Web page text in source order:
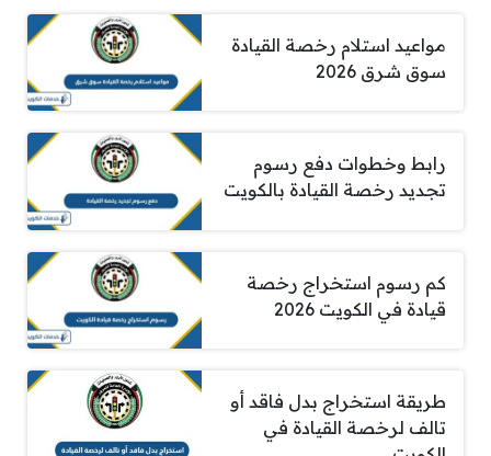
مواعيد استلام رخصة القيادة
سوق شرق 2026
رابط وخطوات دفع رسوم
تجديد رخصة القيادة بالكويت
كم رسوم استخراج رخصة
قيادة في الكويت 2026
طريقة استخراج بدل فاقد أو
تالف لرخصة القيادة في